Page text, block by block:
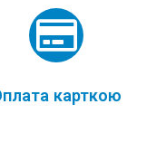
карткою